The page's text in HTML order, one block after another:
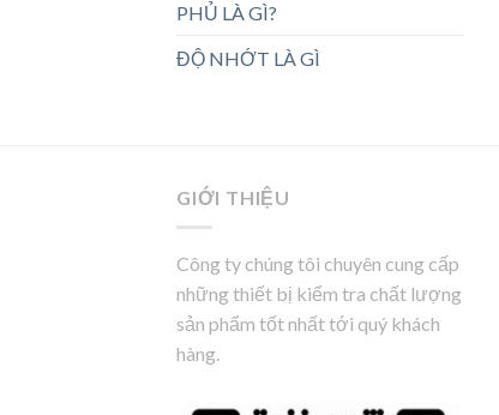
PHỦ LÀ GÌ?
ĐỘ NHỚT LÀ GÌ
GIỚI THIỆU
Công ty chúng tôi chuyên cung cấp
những thiết bị kiểm tra chất lượng
sản phẩm tốt nhất tới quý khách
hàng.